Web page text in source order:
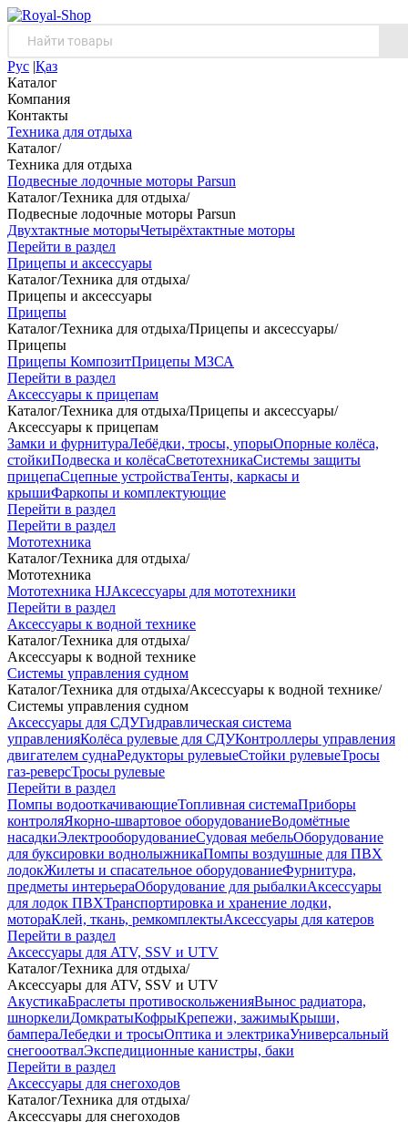
Рус |Қаз
Каталог
Компания
Контакты
Техника для отдыха
Каталог/
Техника для отдыха
Подвесные лодочные моторы Parsun
Каталог/Техника для отдыха/
Подвесные лодочные моторы Parsun
Двухтактные моторыЧетырёхтактные моторы
Перейти в раздел
Прицепы и аксессуары
Каталог/Техника для отдыха/
Прицепы и аксессуары
Прицепы
Каталог/Техника для отдыха/Прицепы и аксессуары/
Прицепы
Прицепы КомпозитПрицепы МЗСА
Перейти в раздел
Аксессуары к прицепам
Каталог/Техника для отдыха/Прицепы и аксессуары/
Аксессуары к прицепам
Замки и фурнитураЛебёдки, тросы, упорыОпорные колёса,
стойкиПодвеска и колёсаСветотехникаСистемы защиты
прицепаСцепные устройстваТенты, каркасы и
крышиФаркопы и комплектующие
Перейти в раздел
Перейти в раздел
Мототехника
Каталог/Техника для отдыха/
Мототехника
Мототехника HJАксессуары для мототехники
Перейти в раздел
Аксессуары к водной технике
Каталог/Техника для отдыха/
Аксессуары к водной технике
Системы управления судном
Каталог/Техника для отдыха/Аксессуары к водной технике/
Системы управления судном
Аксессуары для СДУГидравлическая система
управленияКолёса рулевые для СДУКонтроллеры управления
двигателем суднаРедукторы рулевыеСтойки рулевыеТросы
газ-реверсТросы рулевые
Перейти в раздел
Помпы водооткачивающиеТопливная системаПриборы
контроляЯкорно-швартовое оборудованиеВодомётные
насадкиЭлектрооборудованиеСудовая мебельОборудование
для буксировки воднолыжникаПомпы воздушные для ПВХ
лодокЖилеты и спасательное оборудованиеФурнитура,
предметы интерьераОборудование для рыбалкиАксессуары
для лодок ПВХТранспортировка и хранение лодки,
мотораКлей, ткань, ремкомплектыАксессуары для катеров
Перейти в раздел
Аксессуары для ATV, SSV и UTV
Каталог/Техника для отдыха/
Аксессуары для ATV, SSV и UTV
АкустикаБраслеты противоскольженияВынос радиатора,
шноркелиДомкратыКофрыКрепежи, зажимыКрыши,
бампераЛебедки и тросыОптика и электрикаУниверсальный
снегооотвалЭкспедиционные канистры, баки
Перейти в раздел
Аксессуары для снегоходов
Каталог/Техника для отдыха/
Аксессуары для снегоходов